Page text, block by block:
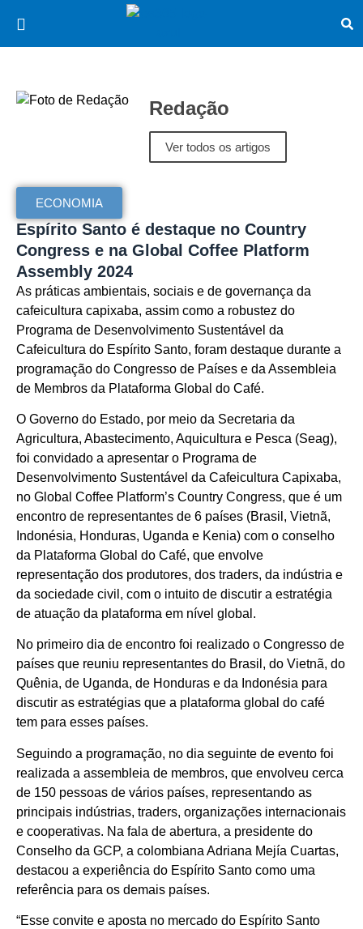
Redação
Ver todos os artigos
ECONOMIA
Espírito Santo é destaque no Country
Congress e na Global Coffee Platform
Assembly 2024
As práticas ambientais, sociais e de governança da
cafeicultura capixaba, assim como a robustez do
Programa de Desenvolvimento Sustentável da
Cafeicultura do Espírito Santo, foram destaque durante a
programação do Congresso de Países e da Assembleia
de Membros da Plataforma Global do Café.
O Governo do Estado, por meio da Secretaria da
Agricultura, Abastecimento, Aquicultura e Pesca (Seag),
foi convidado a apresentar o Programa de
Desenvolvimento Sustentável da Cafeicultura Capixaba,
no Global Coffee Platform’s Country Congress, que é um
encontro de representantes de 6 países (Brasil, Vietnã,
Indonésia, Honduras, Uganda e Kenia) com o conselho
da Plataforma Global do Café, que envolve
representação dos produtores, dos traders, da indústria e
da sociedade civil, com o intuito de discutir a estratégia
de atuação da plataforma em nível global.
No primeiro dia de encontro foi realizado o Congresso de
países que reuniu representantes do Brasil, do Vietnã, do
Quênia, de Uganda, de Honduras e da Indonésia para
discutir as estratégias que a plataforma global do café
tem para esses países.
Seguindo a programação, no dia seguinte de evento foi
realizada a assembleia de membros, que envolveu cerca
de 150 pessoas de vários países, representando as
principais indústrias, traders, organizações internacionais
e cooperativas. Na fala de abertura, a presidente do
Conselho da GCP, a colombiana Adriana Mejía Cuartas,
destacou a experiência do Espírito Santo como uma
referência para os demais países.
“Esse convite e aposta no mercado do Espírito Santo